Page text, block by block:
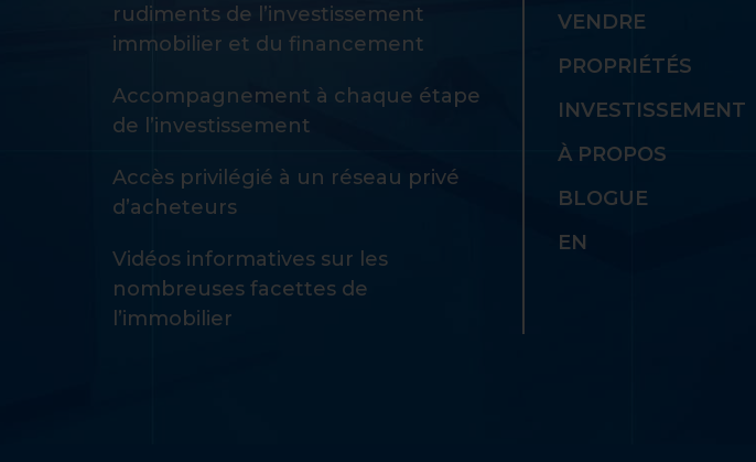
rudiments de l’investissement
immobilier et du financement
Accompagnement à chaque étape
de l’investissement
Accès privilégié à un réseau privé
d’acheteurs
Vidéos informatives sur les
nombreuses facettes de
l’immobilier
VENDRE
PROPRIÉTÉS
INVESTISSEMENT
À PROPOS
BLOGUE
EN